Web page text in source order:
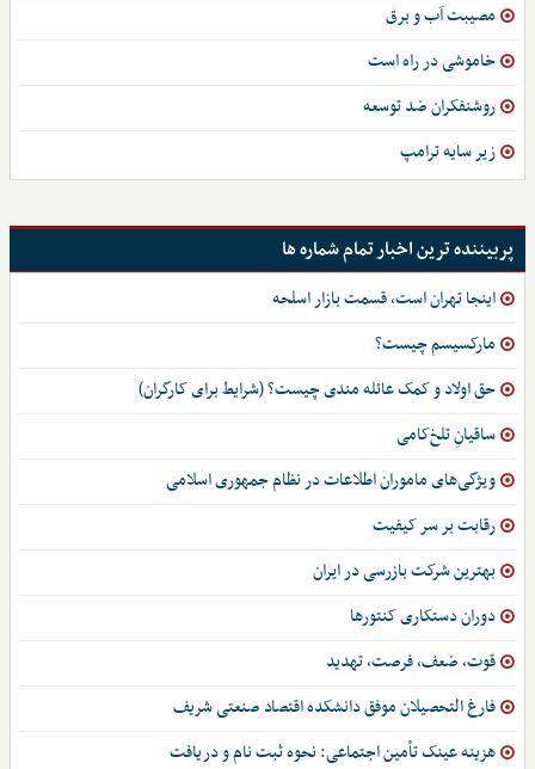
مصیبت آب و برق
خاموشی در راه است
روشنفکران ضد توسعه
زیر سایه ترامپ
پربیننده ترین اخبار تمام شماره ها
اینجا تهران است، قسمت بازار اسلحه
مارکسیسم چیست؟
حق اولاد و کمک عائله مندی چیست؟ (شرایط برای کارگران)
ساقیانِ تلخ‌کامی
ویژگی‌های ماموران اطلاعات در نظام جمهوری اسلامی
رقابت بر سر کیفیت
بهترین شرکت بازرسی در ایران
دوران دستکاری کنتورها
قوت، ضعف، فرصت، تهدید
فارغ التحصیلان موفق دانشکده اقتصاد صنعتی شریف
هزینه عینک تأمین اجتماعی: نحوه ثبت نام و دریافت